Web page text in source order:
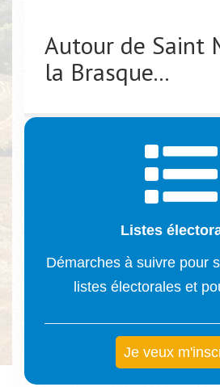
Autour de Saint
la Brasque...
Listes
Démarches à suivre pour
listes électorales et
Je veux